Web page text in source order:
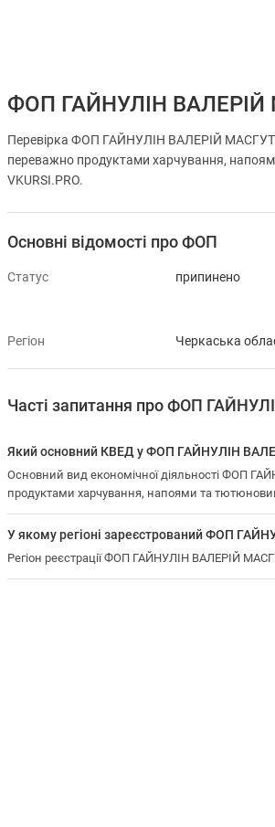
ФОП ГАЙНУЛІН
Перевірка ФОП ГАЙНУЛІН ВАЛЕРІЙ
переважно продуктами харчування,
VKURSI.PRO.
Основні відомості про ФОП
Статус припинено
Регіон
Черкаська
Часті запитання про ФОП
Який основний КВЕД у ФОП ГАЙНУЛІН
Основний вид економічної діяльності ФОП
продуктами харчування, напоями та
У якому регіоні зареєстрований ФОП
Регіон реєстрації ФОП ГАЙНУЛІН ВАЛЕРІЙ